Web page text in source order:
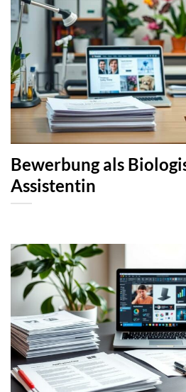
Bewerbung als
Assistentin